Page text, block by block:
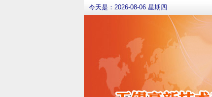
今天是： 2026-08-06 星期四